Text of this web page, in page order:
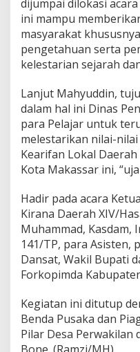
dijumpai dilokasi
ini mampu
masyarakat
pengetahuan serta
kelestarian sejarah
Lanjut Mahyuddin,
dalam hal ini Dinas
para Pelajar untuk
melestarikan nilai-
Kearifan Lokal
Kota Makassar ini,
Hadir pada acara
Kirana Daerah XIV/
Muhammad, Kasdam,
141/TP, para Asisten,
Dansat, Wakil Bupati
Forkopimda
Kegiatan ini ditutup
Benda Pusaka dan
Pilar Desa Perwakilan